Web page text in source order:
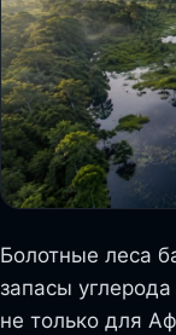
Болотные леса
запасы
не только для